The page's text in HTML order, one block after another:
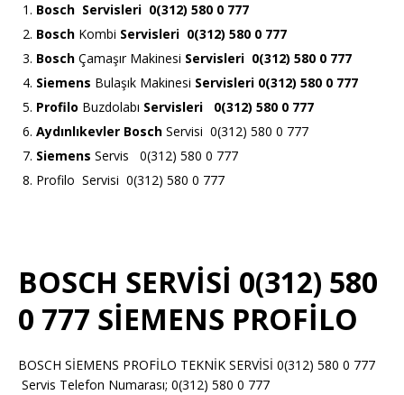
Bosch Servisleri 0(312) 580 0 777
Bosch Kombi Servisleri 0(312) 580 0 777
Bosch Çamaşır Makinesi Servisleri 0(312) 580 0 777
Siemens Bulaşık Makinesi Servisleri 0(312) 580 0 777
Profilo Buzdolabı Servisleri 0(312) 580 0 777
Aydınlıkevler Bosch Servisi 0(312) 580 0 777
Siemens Servis 0(312) 580 0 777
Profilo Servisi 0(312) 580 0 777
BOSCH SERVİSİ 0(312) 580
0 777 SİEMENS PROFİLO
BOSCH SİEMENS PROFİLO TEKNİK SERVİSİ 0(312) 580 0 777
Servis Telefon Numarası; 0(312) 580 0 777